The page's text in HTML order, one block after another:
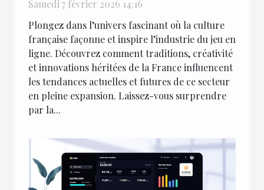
Samedi 7 février 2026 14:16
Plongez dans l’univers fascinant où la culture
française façonne et inspire l’industrie du jeu en
ligne. Découvrez comment traditions, créativité
et innovations héritées de la France influencent
les tendances actuelles et futures de ce secteur
en pleine expansion. Laissez-vous surprendre
par la...